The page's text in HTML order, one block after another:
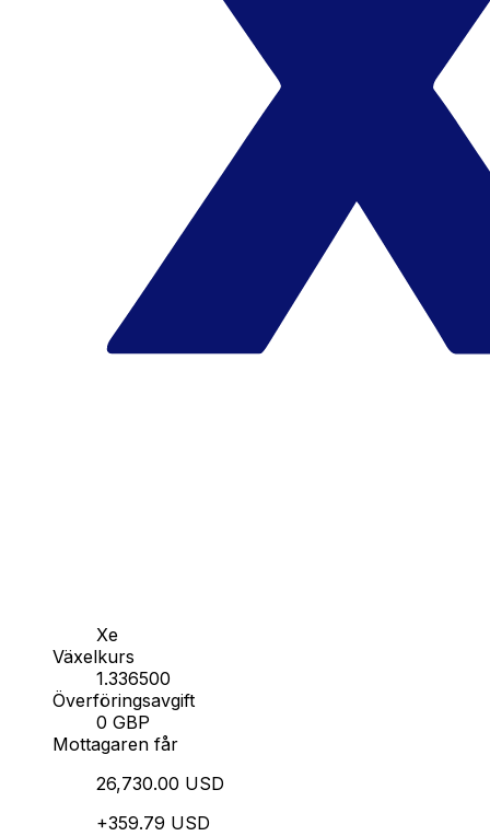
Xe
Växelkurs
1.336500
Överföringsavgift
0 GBP
Mottagaren får
26,730.00 USD
+359.79 USD